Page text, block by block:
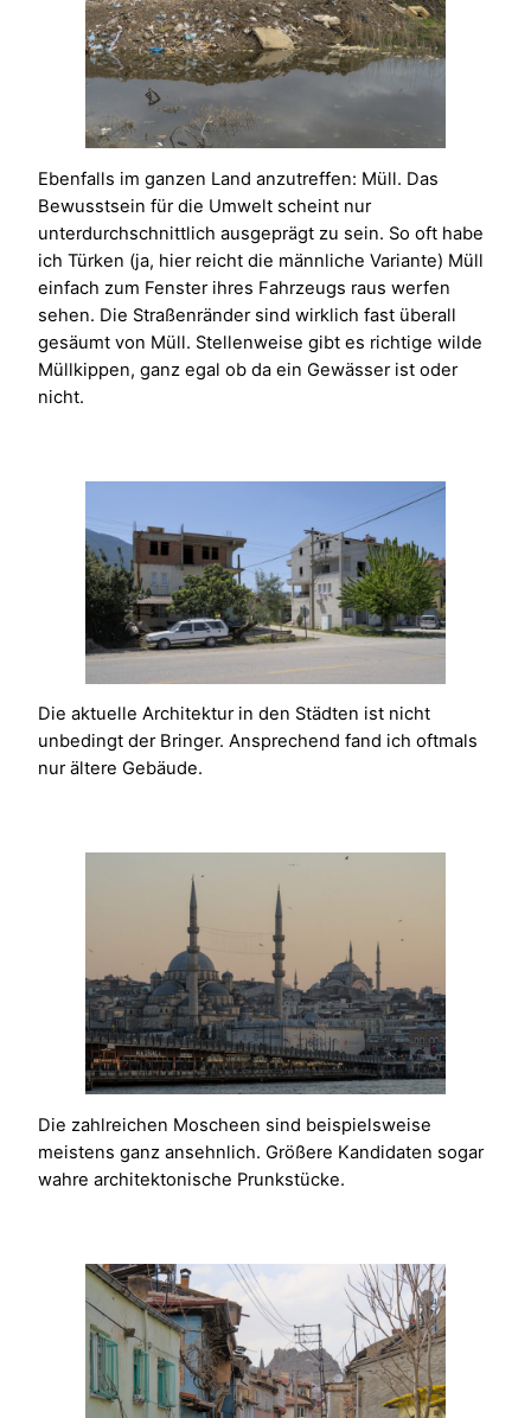
Ebenfalls im ganzen Land anzutreffen: Müll. Das
Bewusstsein für die Umwelt scheint nur
unterdurchschnittlich ausgeprägt zu sein. So oft habe
ich Türken (ja, hier reicht die männliche Variante) Müll
einfach zum Fenster ihres Fahrzeugs raus werfen
sehen. Die Straßenränder sind wirklich fast überall
gesäumt von Müll. Stellenweise gibt es richtige wilde
Müllkippen, ganz egal ob da ein Gewässer ist oder
nicht.
Die aktuelle Architektur in den Städten ist nicht
unbedingt der Bringer. Ansprechend fand ich oftmals
nur ältere Gebäude.
Die zahlreichen Moscheen sind beispielsweise
meistens ganz ansehnlich. Größere Kandidaten sogar
wahre architektonische Prunkstücke.